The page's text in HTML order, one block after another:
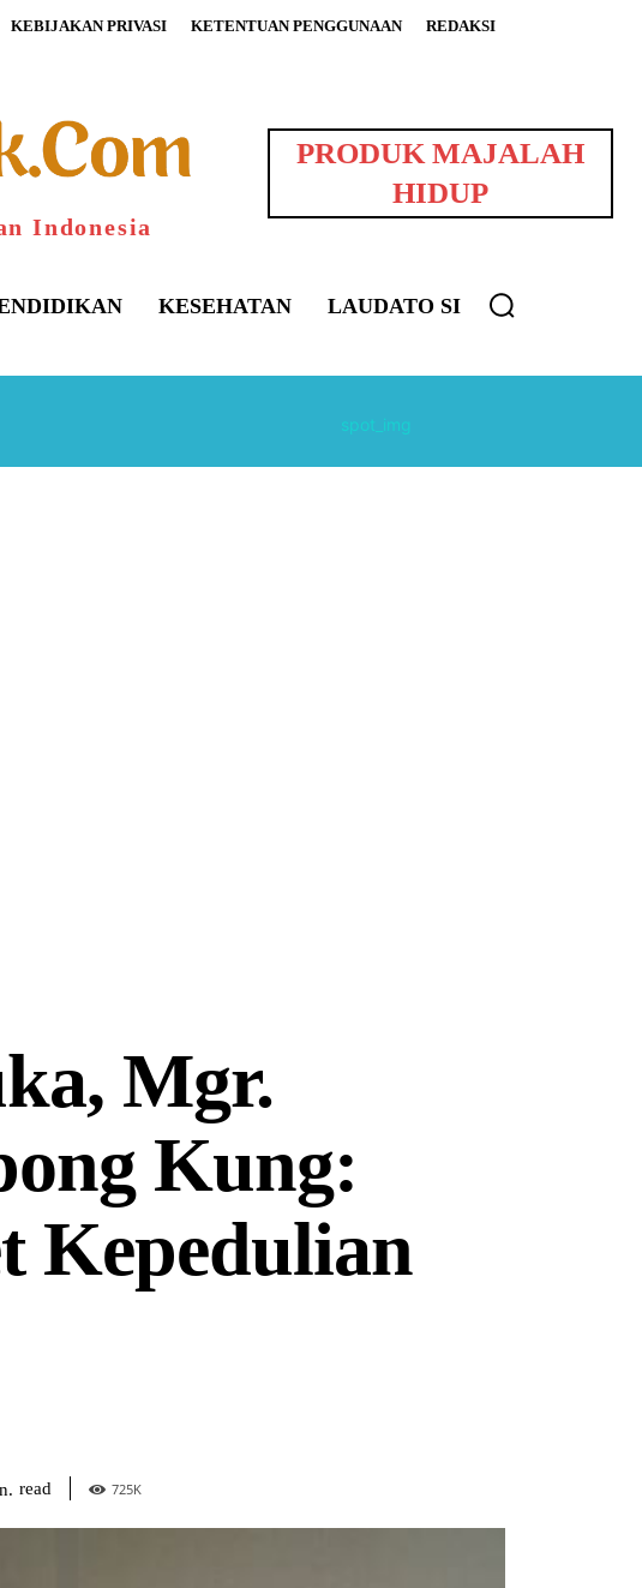
KEBIJAKAN PRIVASI KETENTUAN PENGGUNAAN
REDAKSI
Indonesia
PRODUK MAJALAH
HIDUP
KESEHATAN LAUDATO SI
Mgr.
Kung:
Kepedulian
read 725K